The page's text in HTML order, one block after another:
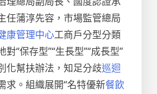
任蒲淳先容，市場監管總局
康管理中心工商戶分型分類
“保存型”“生長型”“成長型”
化幫扶辦法，知足分歧巡迴
求。組織展開“名特優新餐飲